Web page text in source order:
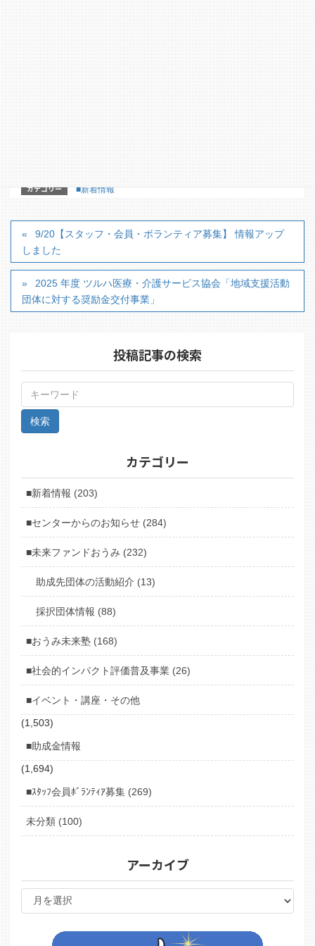
【9/27】「“ソーシャルビジネス”なにそれ？セミナ
ー」
【10/15・10/29・11/12・12/3】市民活動に役立つ学
びの４レンチャン
【9/30】”やってみたい！”を応援するまちへ 「ええ
やん！ワカモン やるやん！ワカモン」
カテゴリー ■新着情報
9/20【スタッフ・会員・ボランティア募集】 情報アップ
しました
2025 年度 ツルハ医療・介護サービス協会「地域支援活動
団体に対する奨励金交付事業」
投稿記事の検索
カテゴリー
■新着情報 (203)
■センターからのお知らせ (284)
■未来ファンドおうみ (232)
助成先団体の活動紹介 (13)
採択団体情報 (88)
■おうみ未来塾 (168)
■社会的インパクト評価普及事業 (26)
■イベント・講座・その他
(1,503)
■助成金情報
(1,694)
■ｽﾀｯﾌ会員ﾎﾞﾗﾝﾃｨｱ募集 (269)
未分類 (100)
アーカイブ